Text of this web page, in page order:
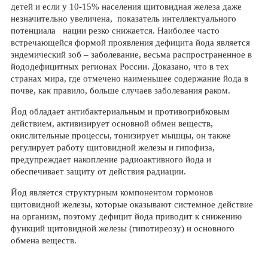
детей и если у 10-15% населения щитовидная железа даже
незначительно увеличена, показатель интеллектуального
потенциала нации резко снижается. Наиболее часто
встречающейся формой проявления дефицита йода является
эндемический зоб – заболевание, весьма распространенное в
йододефицитных регионах России. Доказано, что в тех
странах мира, где отмечено наименьшее содержание йода в
почве, как правило, больше случаев заболевания раком.
Йод обладает антибактериальным и противогрибковым
действием, активизирует основной обмен веществ,
окислительные процессы, тонизирует мышцы, он также
регулирует работу щитовидной железы и гипофиза,
предупреждает накопление радиоактивного йода и
обеспечивает защиту от действия радиации.
Йод является структурным компонентом гормонов
щитовидной железы, которые оказывают системное действие
на организм, поэтому дефицит йода приводит к снижению
функций щитовидной железы (гипотиреозу) и основного
обмена веществ.